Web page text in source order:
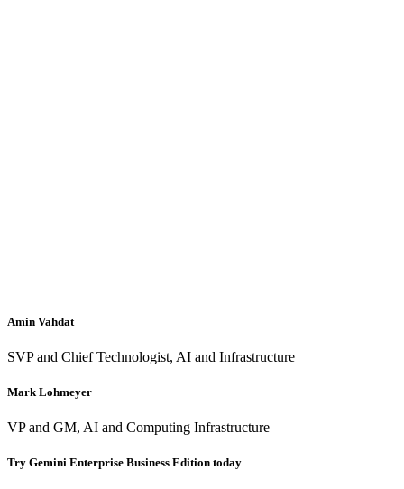
Amin Vahdat
SVP and Chief Technologist, AI and Infrastructure
Mark Lohmeyer
VP and GM, AI and Computing Infrastructure
Try Gemini Enterprise Business Edition today